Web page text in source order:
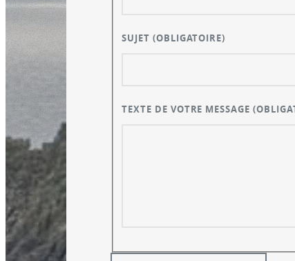
SUJET (OBLIGATOIRE)
TEXTE DE VOTRE MESSAGE